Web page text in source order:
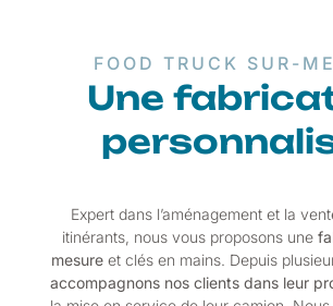
FOOD TRUCK SUR-
Une
Expert dans l’aménagement et la
itinérants, nous vous proposons une
mesureet clés en mains. Depuis
accompagnons nos clients dans leur